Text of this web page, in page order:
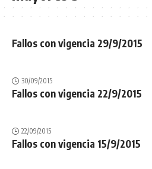
Fallos con vigencia 29/9/2015
30/09/2015
Fallos con vigencia 22/9/2015
22/09/2015
Fallos con vigencia 15/9/2015